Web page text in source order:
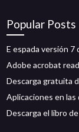
Popular Posts
E espada versión 7
Adobe acrobat
Descarga gratuita
Aplicaciones en
Descarga el libro